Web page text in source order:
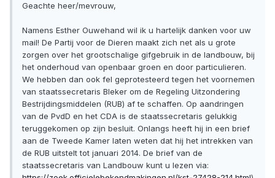
Geachte heer/mevrouw,
Namens Esther Ouwehand wil ik u hartelijk danken voor uw
mail! De Partij voor de Dieren maakt zich net als u grote
zorgen over het grootschalige gifgebruik in de landbouw, bij
het onderhoud van openbaar groen en door particulieren.
We hebben dan ook fel geprotesteerd tegen het voornemen
van staatssecretaris Bleker om de Regeling Uitzondering
Bestrijdingsmiddelen (RUB) af te schaffen. Op aandringen
van de PvdD en het CDA is de staatssecretaris gelukkig
teruggekomen op zijn besluit. Onlangs heeft hij in een brief
aan de Tweede Kamer laten weten dat hij het intrekken van
de RUB uitstelt tot januari 2014. De brief van de
staatssecretaris van Landbouw kunt u lezen via: